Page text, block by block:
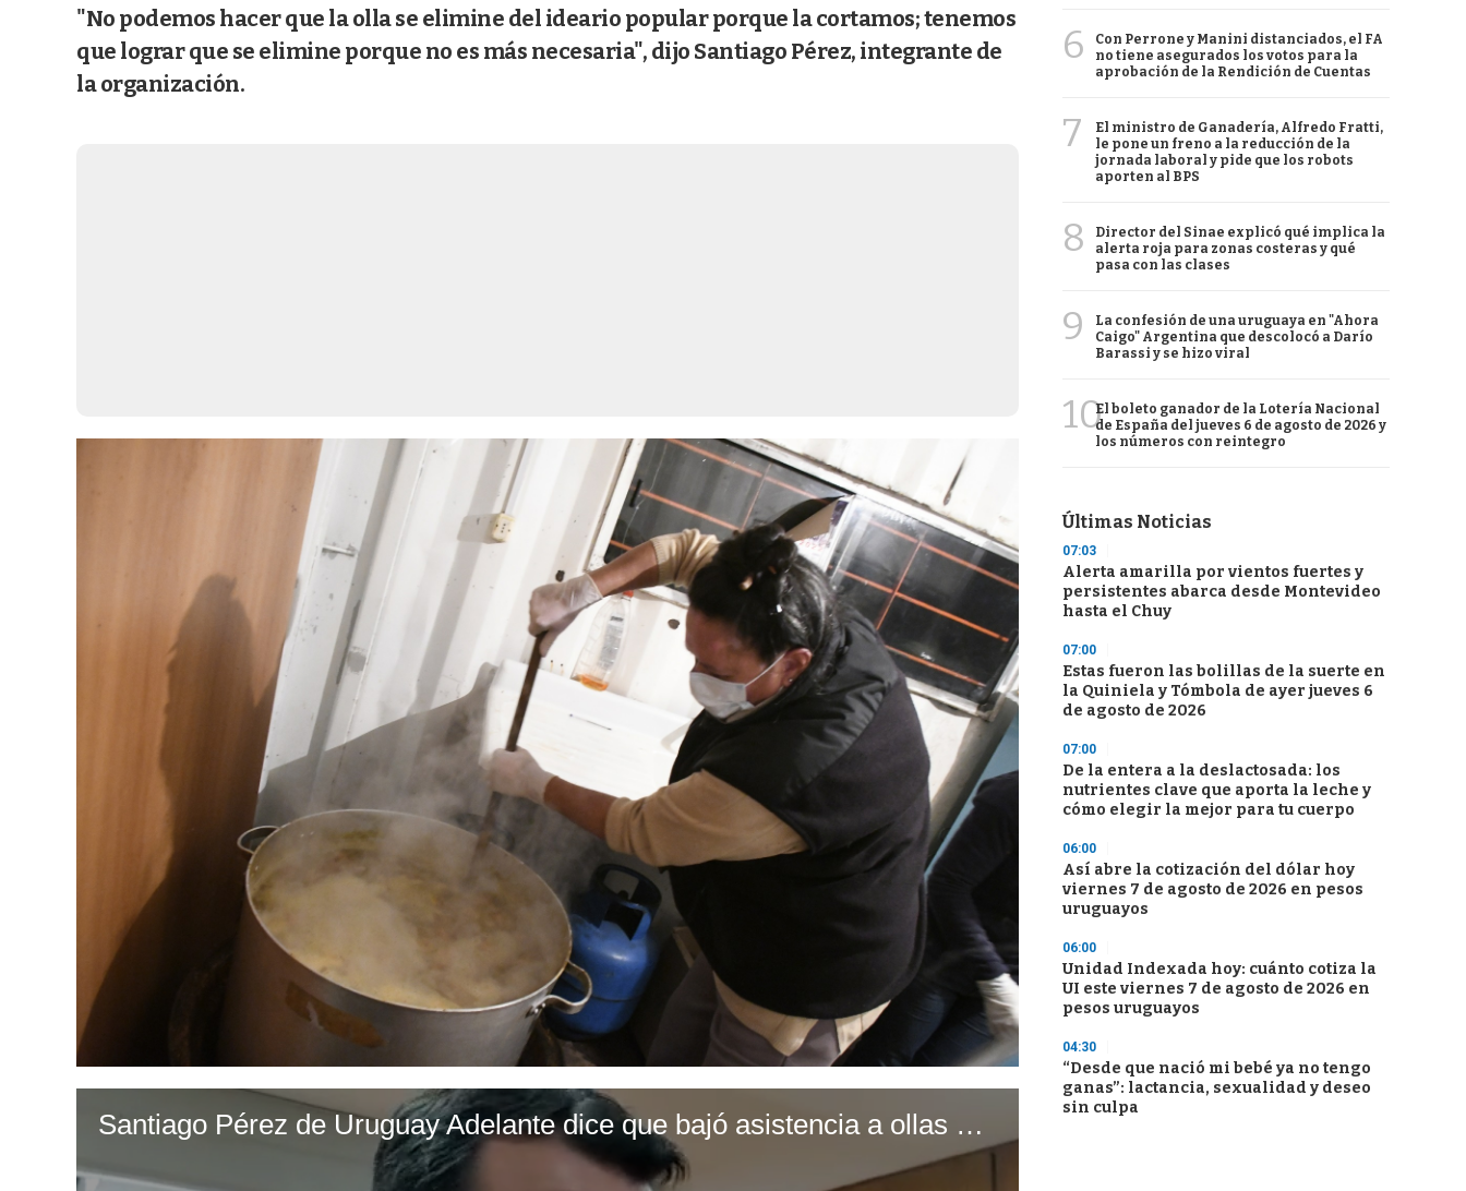
"No podemos hacer que la olla se elimine del ideario popular porque la cortamos; tenemos
que lograr que se elimine porque no es más necesaria", dijo Santiago Pérez, integrante de
la organización.
6
Con Perrone y Manini distanciados, el FA
no tiene asegurados los votos para la
aprobación de la Rendición de Cuentas
7
El ministro de Ganadería, Alfredo Fratti,
le pone un freno a la reducción de la
jornada laboral y pide que los robots
aporten al BPS
8
Director del Sinae explicó qué implica la
alerta roja para zonas costeras y qué
pasa con las clases
9
La confesión de una uruguaya en "Ahora
Caigo" Argentina que descolocó a Darío
Barassi y se hizo viral
10El boleto ganador de la Lotería Nacional
de España del jueves 6 de agosto de 2026 y
los números con reintegro
Últimas Noticias
07:03
Alerta amarilla por vientos fuertes y
persistentes abarca desde Montevideo
hasta el Chuy
07:00
Estas fueron las bolillas de la suerte en
la Quiniela y Tómbola de ayer jueves 6
de agosto de 2026
07:00
De la entera a la deslactosada: los
nutrientes clave que aporta la leche y
cómo elegir la mejor para tu cuerpo
06:00
Así abre la cotización del dólar hoy
viernes 7 de agosto de 2026 en pesos
uruguayos
06:00
Unidad Indexada hoy: cuánto cotiza la
UI este viernes 7 de agosto de 2026 en
pesos uruguayos
04:30
“Desde que nació mi bebé ya no tengo
ganas”: lactancia, sexualidad y deseo
sin culpa